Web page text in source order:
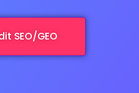
SEO/GEO